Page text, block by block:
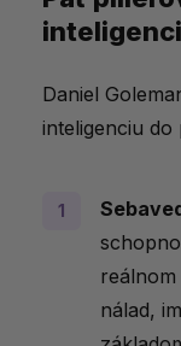
Daniel
inteligenciu do
reálnom
nálad,